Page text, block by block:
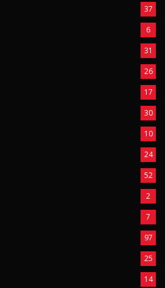
37
6
31
26
17
30
10
24
52
2
7
97
25
14